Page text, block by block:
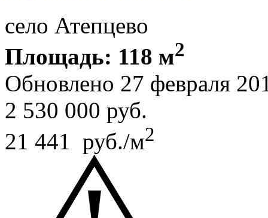
село Атепцево
Площадь: 118 м2
Обновлено 27 февраля
2 530 000 руб.
21 441 руб./м2